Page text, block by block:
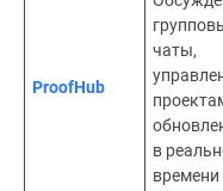
ProofHub
чаты,
в
времени